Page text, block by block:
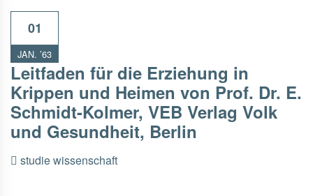
01
JAN. ’63
Leitfaden für die Erziehung in
Krippen und Heimen von Prof. Dr. E.
Schmidt-Kolmer, VEB Verlag Volk
und Gesundheit, Berlin
studiewissenschaft